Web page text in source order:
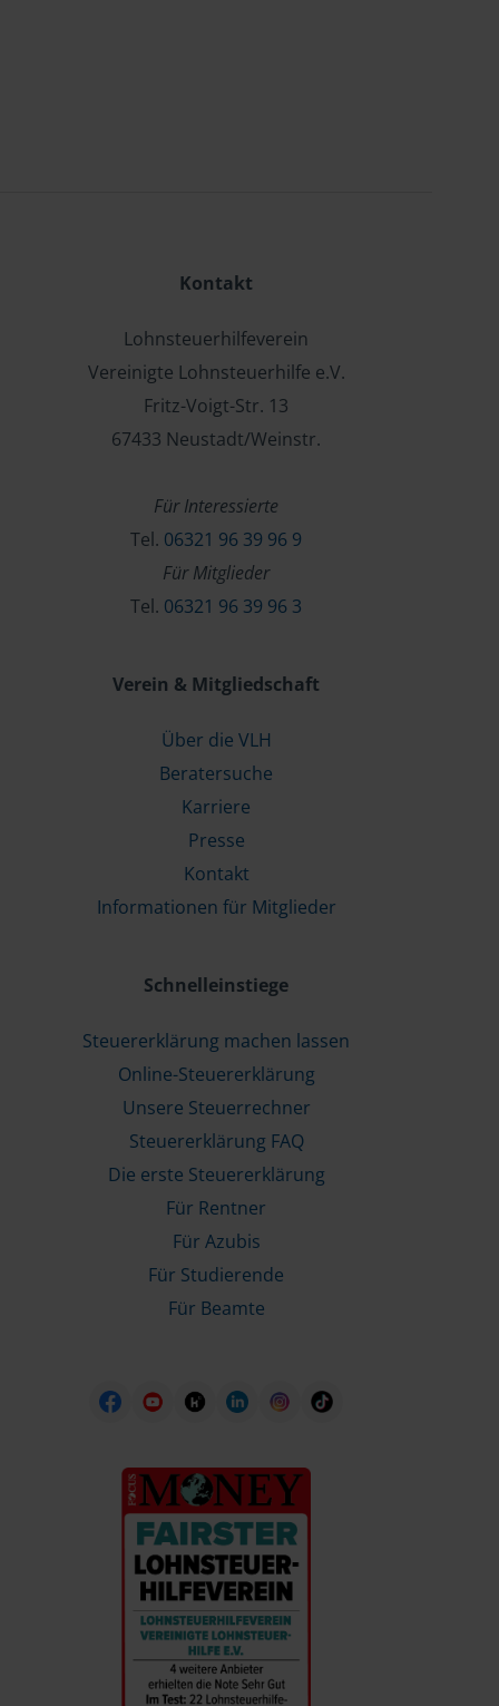
Kontakt
Lohnsteuerhilfeverein
Vereinigte Lohnsteuerhilfe e.V.
Fritz-Voigt-Str. 13
67433 Neustadt/Weinstr.
Für Interessierte
Tel. 06321 96 39 96 9
Für Mitglieder
Tel. 06321 96 39 96 3
Verein & Mitgliedschaft
Über die VLH
Beratersuche
Karriere
Presse
Kontakt
Informationen für Mitglieder
Schnelleinstiege
Steuererklärung machen lassen
Online-Steuererklärung
Unsere Steuerrechner
Steuererklärung FAQ
Die erste Steuererklärung
Für Rentner
Für Azubis
Für Studierende
Für Beamte